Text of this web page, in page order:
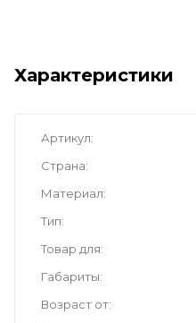
Характеристики
Артикул
Страна
Материал
Тип
Товар для
Габариты
Возраст от